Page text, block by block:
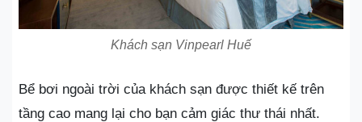
Khách sạn Vinpearl Huế
Bể bơi ngoài trời của khách sạn được thiết kế trên
tầng cao mang lại cho bạn cảm giác thư thái nhất.